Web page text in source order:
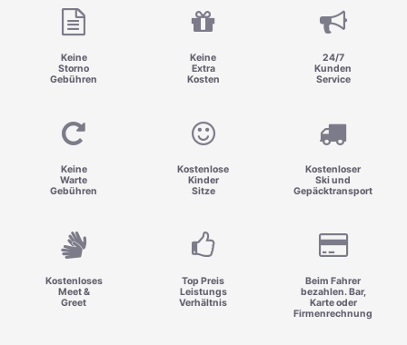
Keine
Storno
Gebühren
Keine
Extra
Kosten
24/7
Kunden
Service
Keine
Warte
Gebühren
Kostenlose
Kinder
Sitze
Kostenloser
Ski und
Gepäcktransport
Kostenloses
Meet &
Greet
Top Preis
Leistungs
Verhältnis
Beim Fahrer
bezahlen. Bar,
Karte oder
Firmenrechnung